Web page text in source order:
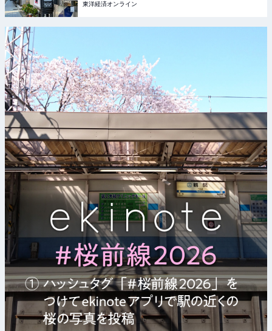
東洋経済オンライン